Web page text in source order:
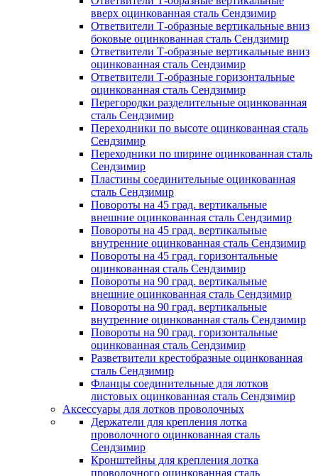
вверх оцинкованная сталь Сендзимир
Ответвители Т-образные вертикальные вниз
боковые оцинкованная сталь Сендзимир
Ответвители Т-образные вертикальные вниз
оцинкованная сталь Сендзимир
Ответвители Т-образные горизонтальные
оцинкованная сталь Сендзимир
Перегородки разделительные оцинкованная
сталь Сендзимир
Переходники по высоте оцинкованная сталь
Сендзимир
Переходники по ширине оцинкованная сталь
Сендзимир
Пластины соединительные оцинкованная
сталь Сендзимир
Повороты на 45 град. вертикальные
внешние оцинкованная сталь Сендзимир
Повороты на 45 град. вертикальные
внутренние оцинкованная сталь Сендзимир
Повороты на 45 град. горизонтальные
оцинкованная сталь Сендзимир
Повороты на 90 град. вертикальные
внешние оцинкованная сталь Сендзимир
Повороты на 90 град. вертикальные
внутренние оцинкованная сталь Сендзимир
Повороты на 90 град. горизонтальные
оцинкованная сталь Сендзимир
Разветвители крестобразные оцинкованная
сталь Сендзимир
Фланцы соединительные для лотков
листовых оцинкованная сталь Сендзимир
Аксессуары для лотков проволочных
Держатели для крепления лотка
проволочного оцинкованная сталь
Сендзимир
Кронштейны для крепления лотка
проволочного оцинкованная сталь